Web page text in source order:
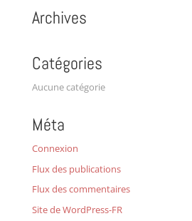
Archives
Catégories
Aucune catégorie
Méta
Connexion
Flux des publications
Flux des commentaires
Site de WordPress-FR